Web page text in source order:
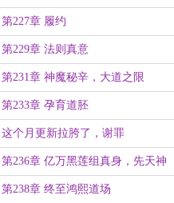
第227章 履约
第229章 法则真意
第231章 神魔秘辛，大道之限
第233章 孕育道胚
这个月更新拉胯了，谢罪
第236章 亿万黑莲组真身，先天神
通九幽劫眸
第238章 终至鸿熙道场